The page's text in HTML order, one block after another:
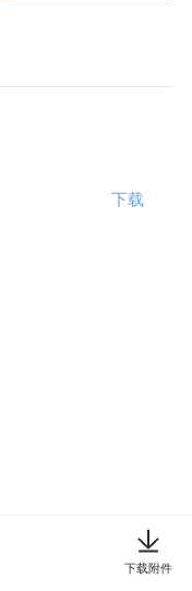
下载
下载附件